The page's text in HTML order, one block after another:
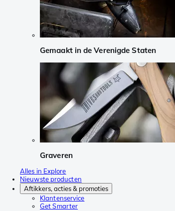
Gemaakt in de Verenigde Staten
Graveren
Alles in Explore
Nieuwste producten
Aftikkers, acties & promoties
Klantenservice
Get Smarter